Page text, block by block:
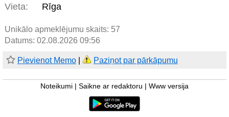
Vieta:
Rīga
Unikālo apmeklējumu skaits: 57
Datums: 02.08.2026 09:56
Pievienot Memo Paziņot par pārkāpumu
Noteikumi Saikne ar redaktoru Www versija